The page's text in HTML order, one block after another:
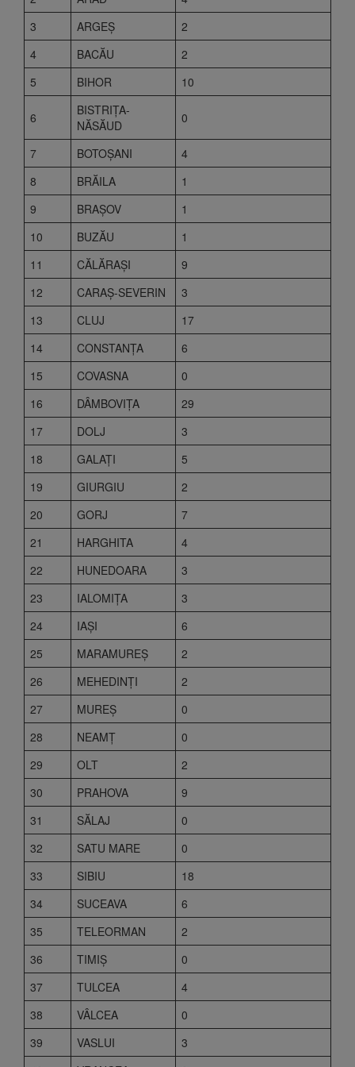
3
ARGEŞ
2
4
BACĂU
2
5
BIHOR 10
6
BISTRIŢA-
NĂSĂUD
0
7 BOTOŞANI
4
8
BRĂILA
1
9
BRAŞOV
1
10
BUZĂU
1
11
CĂLĂRAŞI
9
12
CARAŞ-SEVERIN
3
13
CLUJ
17
14
CONSTANŢA
6
15
COVASNA
0
16
DÂMBOVIŢA
29
17
DOLJ
3
18
GALAŢI
5
19
GIURGIU
2
20
GORJ
7
21
HARGHITA
4
22
HUNEDOARA
3
23
IALOMIŢA
3
24
IAŞI
6
25
MARAMUREŞ
2
26
MEHEDINŢI
2
27
MUREŞ
0
28
NEAMŢ
0
29
OLT
2
30
PRAHOVA
9
31
SĂLAJ
0
32
SATU MARE
0
33
SIBIU
18
34
SUCEAVA
6
35
TELEORMAN
2
36
TIMIŞ
0
37
TULCEA
4
38
VÂLCEA
0
39
VASLUI
3